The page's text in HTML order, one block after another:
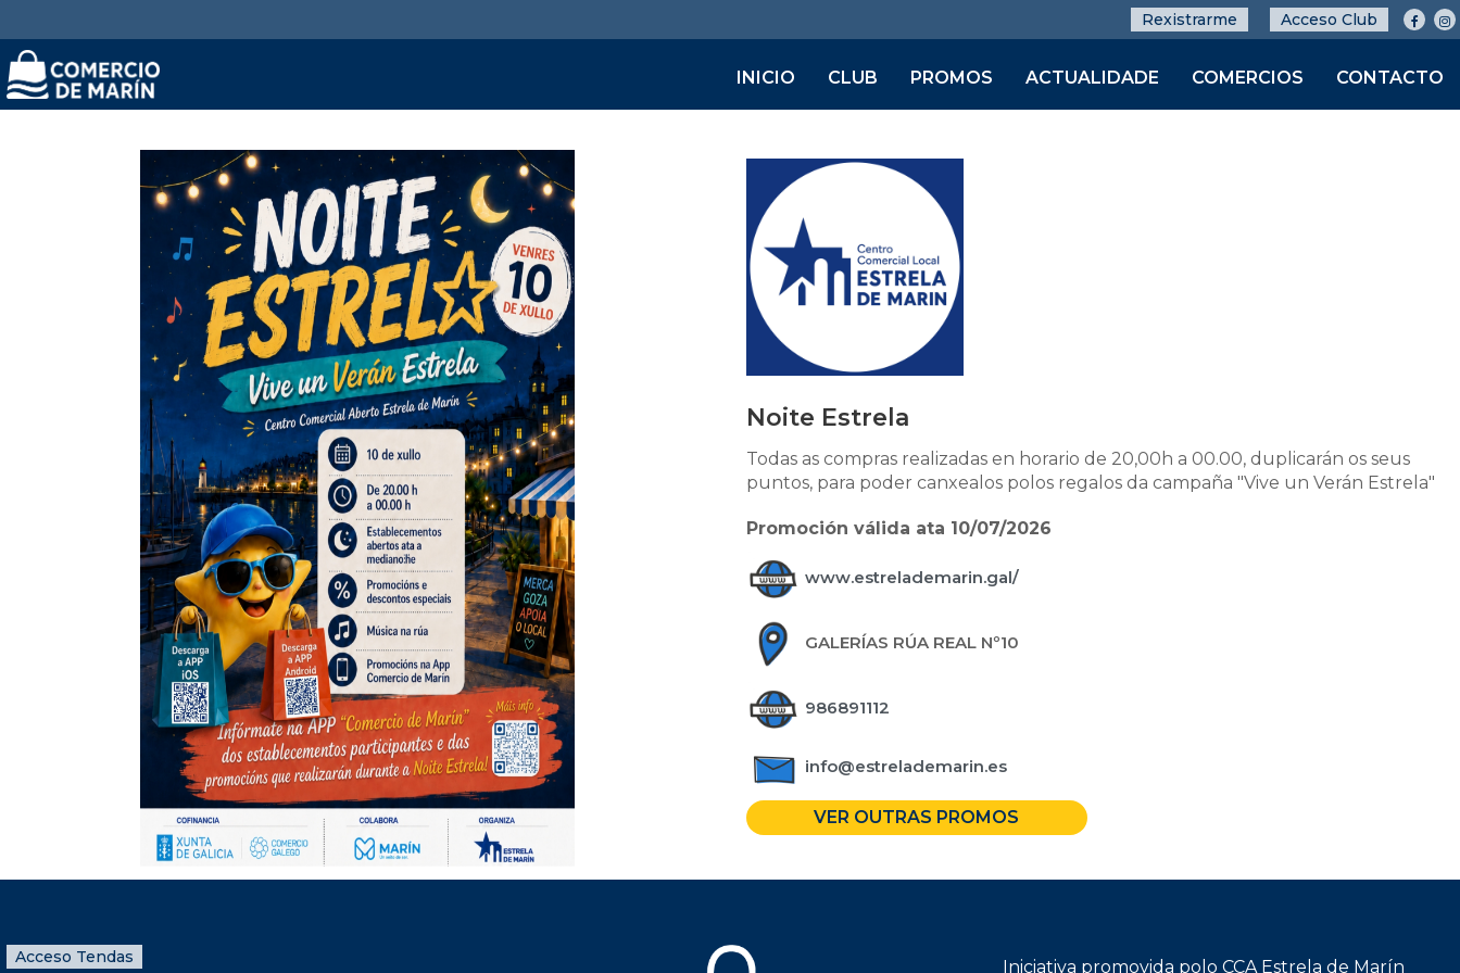
Rexistrarme Acceso Club
INICIO CLUB PROMOS ACTUALIDADE COMERCIOS CONTACTO
Noite Estrela
Todas as compras realizadas en horario de 20,00h a 00.00, duplicarán os seus
puntos, para poder canxealos polos regalos da campaña "Vive un Verán Estrela"
Promoción válida ata 10/07/2026
www.estrelademarin.gal/
GALERÍAS RÚA REAL Nº10
986891112
info@estrelademarin.es
VER OUTRAS PROMOS
Acceso Tendas Iniciativa promovida polo CCA Estrela de Marín